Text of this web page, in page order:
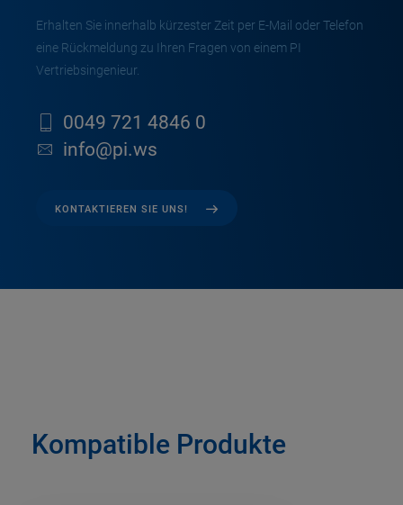
Erhalten Sie innerhalb kürzester Zeit per E-Mail oder Telefon
eine Rückmeldung zu Ihren Fragen von einem PI
Vertriebsingenieur.
0049 721 4846 0
info@pi.ws
KONTAKTIEREN SIE UNS!
Kompatible Produkte